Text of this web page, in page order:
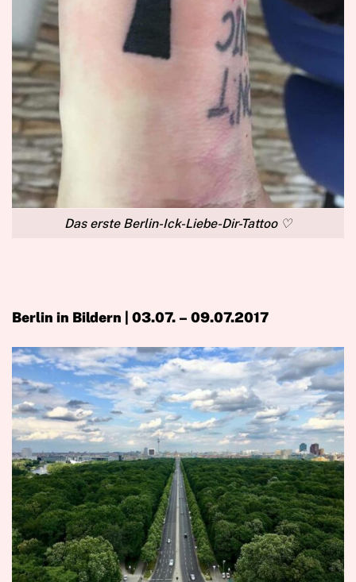
Das erste Berlin-Ick-Liebe-Dir-Tattoo ♡
Berlin in Bildern | 03.07. – 09.07.2017